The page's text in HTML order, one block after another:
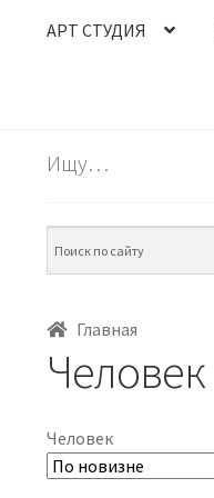
АРТ СТУДИЯ
Ищу…
Главная
Человек
Человек